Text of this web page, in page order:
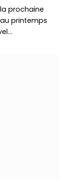
prochaine
printemps